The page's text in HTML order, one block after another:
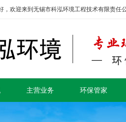
，欢迎来到无锡市科泓环境工程技术有限责任
主营业务 环保管家